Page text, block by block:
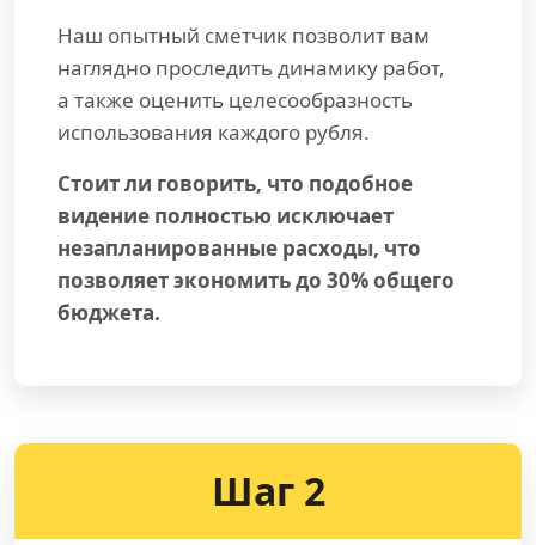
Наш опытный сметчик позволит вам
наглядно проследить динамику работ,
а также оценить целесообразность
использования каждого рубля.
Стоит ли говорить, что подобное
видение полностью исключает
незапланированные расходы, что
позволяет экономить до 30% общего
бюджета.
Шаг 2